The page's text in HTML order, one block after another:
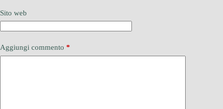
Sito web
Aggiungi commento *